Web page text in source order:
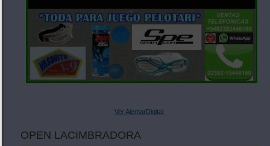
Ver AlemarDigital
OPEN LACIMBRADORA